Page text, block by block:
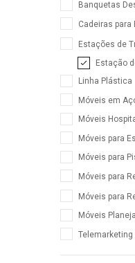
Banquetas
Cadeiras para
Estações de
Estação
Linha Plástica
Móveis em
Móveis
Móveis para
Móveis para
Móveis para
Móveis para
Móveis